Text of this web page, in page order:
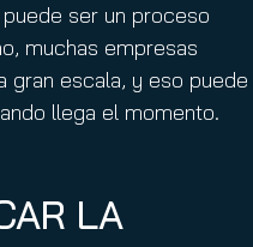
ser un proceso
muchas empresas
gran escala, y eso puede
llega el momento.
LA